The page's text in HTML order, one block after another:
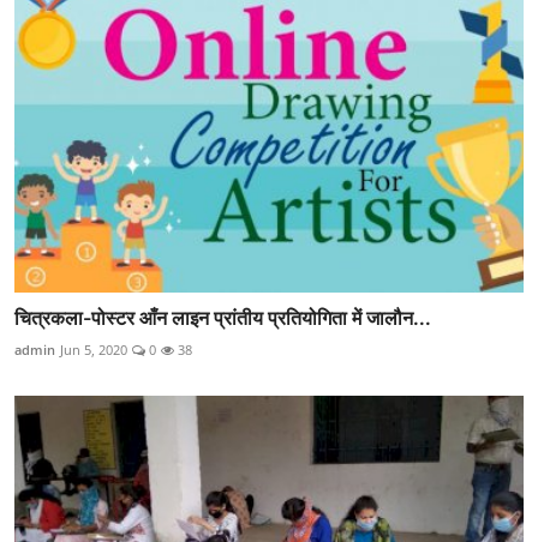
चित्रकला-पोस्टर आँन लाइन प्रांतीय प्रतियोगिता में जालौन...
admin Jun 5, 2020 0 38